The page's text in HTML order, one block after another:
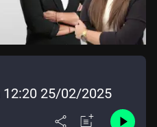
12:20 25/02/2025